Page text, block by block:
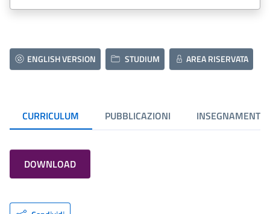
ENGLISH VERSION STUDIUM AREA RISERVATA
CURRICULUM PUBBLICAZIONI INSEGNAMENTI
DOWNLOAD